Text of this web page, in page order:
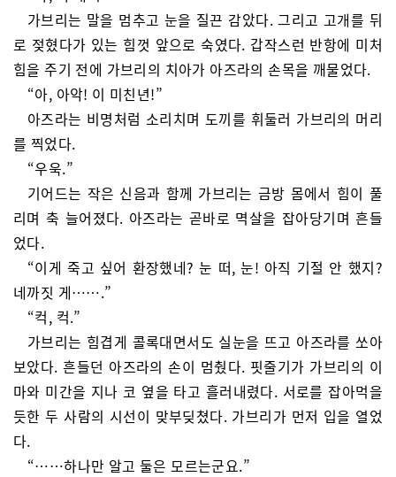
가브리는 말을 멈추고 눈을 질끈 감았다. 그리고 고개를 뒤
로 젖혔다가 있는 힘껏 앞으로 숙였다. 갑작스런 반항에 미처
힘을 주기 전에 가브리의 치아가 아즈라의 손목을 깨물었다.
“아, 아악! 이 미친년!”
아즈라는 비명처럼 소리치며 도끼를 휘둘러 가브리의 머리
를 찍었다.
“우욱.”
기어드는 작은 신음과 함께 가브리는 금방 몸에서 힘이 풀
리며 축 늘어졌다. 아즈라는 곧바로 멱살을 잡아당기며 흔들
었다.
“이게 죽고 싶어 환장했네? 눈 떠, 눈! 아직 기절 안 했지?
네까짓 게…….”
“컥, 컥.”
가브리는 힘겹게 콜록대면서도 실눈을 뜨고 아즈라를 쏘아
보았다. 흔들던 아즈라의 손이 멈췄다. 핏줄기가 가브리의 이
마와 미간을 지나 코 옆을 타고 흘러내렸다. 서로를 잡아먹을
듯한 두 사람의 시선이 맞부딪쳤다. 가브리가 먼저 입을 열었
다.
“……하나만 알고 둘은 모르는군요.”